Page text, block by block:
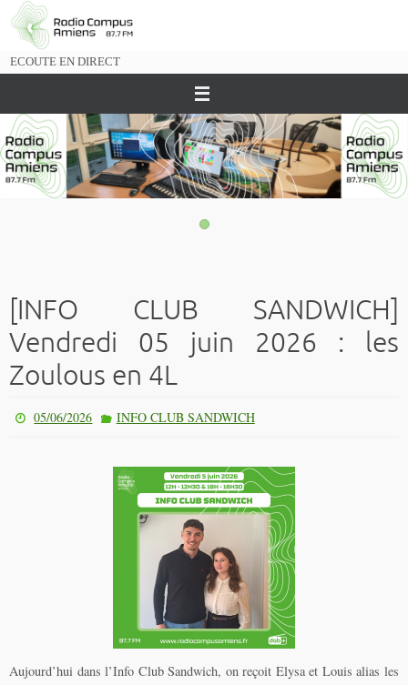
Passer
vers
ECOUTE EN DIRECT
[INFO CLUB SANDWICH]
Vendredi 05 juin 2026 : les
Zoulous en 4L
05/06/2026 INFO CLUB SANDWICH
Aujourd’hui dans l’Info Club Sandwich, on reçoit Elysa et Louis alias les